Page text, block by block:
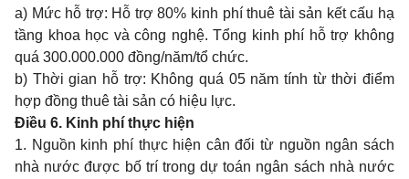
a) Mức hỗ trợ: Hỗ trợ 80% kinh phí thuê tài sản kết cấu hạ
tầng khoa học và công nghệ. Tổng kinh phí hỗ trợ không
quá 300.000.000 đồng/năm/tổ chức.
b) Thời gian hỗ trợ: Không quá 05 năm tính từ thời điểm
hợp đồng thuê tài sản có hiệu lực.
Điều 6. Kinh phí thực hiện
1. Nguồn kinh phí thực hiện cân đối từ nguồn ngân sách
nhà nước được bố trí trong dự toán ngân sách nhà nước